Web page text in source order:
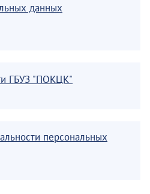
данных
ГБУЗ "ПОКЦК"
персональных